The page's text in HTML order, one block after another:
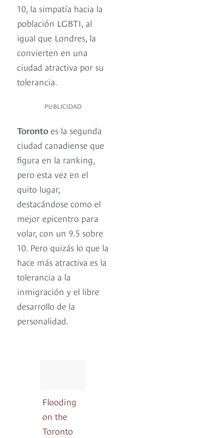
10, la simpatía hacia la
población LGBTI, al
igual que Londres, la
convierten en una
ciudad atractiva por su
tolerancia.
PUBLICIDAD
Toronto es la segunda
ciudad canadiense que
figura en la ranking,
pero esta vez en el
quito lugar,
destacándose como el
mejor epicentro para
volar, con un 9.5 sobre
10. Pero quizás lo que la
hace más atractiva es la
tolerancia a la
inmigración y el libre
desarrollo de la
personalidad.
Flooding
on the
Toronto